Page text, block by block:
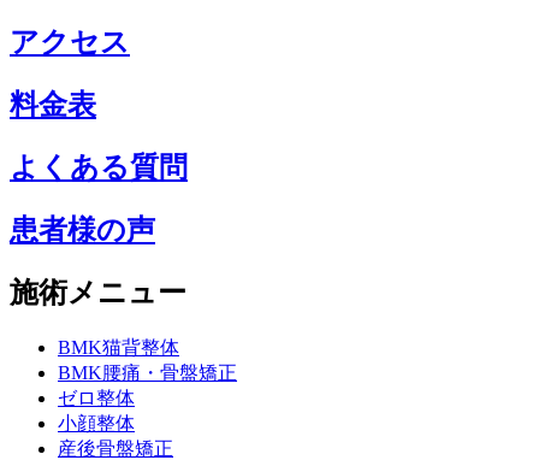
アクセス
料金表
よくある質問
患者様の声
施術メニュー
BMK猫背整体
BMK腰痛・骨盤矯正
ゼロ整体
小顔整体
産後骨盤矯正